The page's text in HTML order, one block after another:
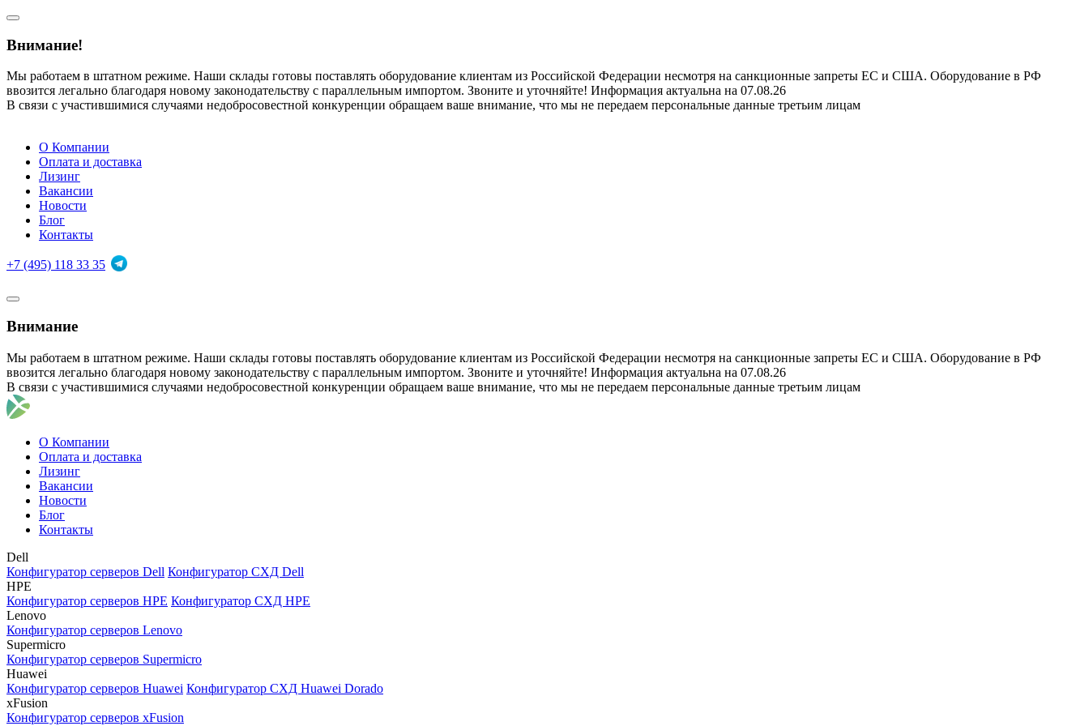
Внимание!
Мы работаем в штатном режиме. Наши склады готовы поставлять оборудование клиентам из Российской Федерации несмотря на санкционные запреты ЕС и США. Оборудование в РФ
ввозится легально благодаря новому законодательству с параллельным импортом. Звоните и уточняйте! Информация актуальна на 07.08.26
В связи с участившимися случаями недобросовестной конкуренции обращаем ваше внимание, что мы не передаем персональные данные третьим лицам
О Компании
Оплата и доставка
Лизинг
Вакансии
Новости
Блог
Контакты
+7 (495) 118 33 35
Внимание
Мы работаем в штатном режиме. Наши склады готовы поставлять оборудование клиентам из Российской Федерации несмотря на санкционные запреты ЕС и США. Оборудование в РФ
ввозится легально благодаря новому законодательству с параллельным импортом. Звоните и уточняйте! Информация актуальна на 07.08.26
В связи с участившимися случаями недобросовестной конкуренции обращаем ваше внимание, что мы не передаем персональные данные третьим лицам
О Компании
Оплата и доставка
Лизинг
Вакансии
Новости
Блог
Контакты
Dell
Конфигуратор серверов Dell Конфигуратор СХД Dell
HPE
Конфигуратор серверов HPE Конфигуратор СХД HPE
Lenovo
Конфигуратор серверов Lenovo
Supermicro
Конфигуратор серверов Supermicro
Huawei
Конфигуратор серверов Huawei Конфигуратор СХД Huawei Dorado
xFusion
Конфигуратор серверов xFusion